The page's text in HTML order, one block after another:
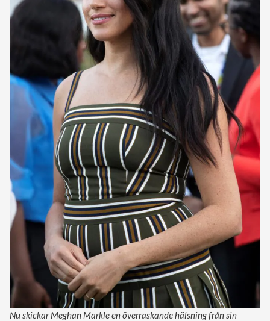
Nu skickar Meghan Markle en överraskande hälsning från sin